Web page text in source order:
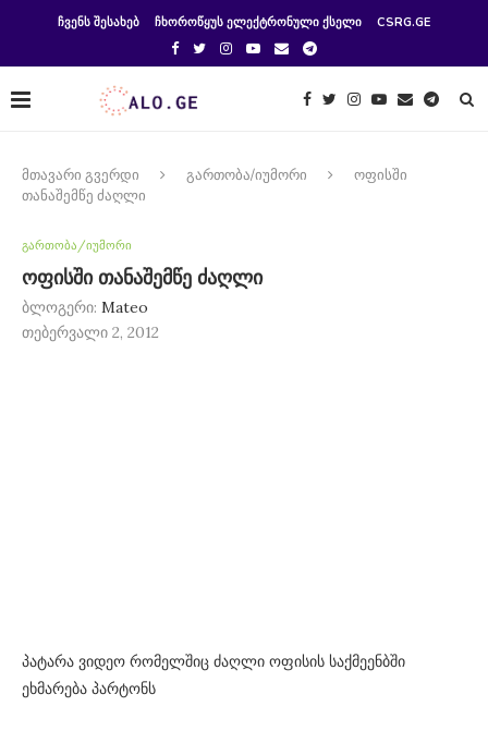
ᲩᲕᲔᲜᲡ ᲨᲔᲡᲐᲮᲔᲑ ᲩᲮᲝᲠᲝᲬᲧᲣᲡ ᲔᲚᲔᲥᲢᲠᲝᲜᲣᲚᲘ ᲥᲡᲔᲚᲘ CSRG.GE
მთავარი გვერდი გართობა/იუმორი
ოფისში
თანაშემწე ძაღლი
გართობა/იუმორი
ოფისში თანაშემწე ძაღლი
ბლოგერი: Mateo
თებერვალი 2, 2012
პატარა ვიდეო რომელშიც ძაღლი ოფისის საქმეენბში
ეხმარება პარტონს